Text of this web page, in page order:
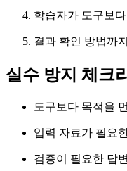
학습자가 도구보
결과 확인 방법까
실수 방지 체크
도구보다 목적을
입력 자료가 필요
검증이 필요한 답